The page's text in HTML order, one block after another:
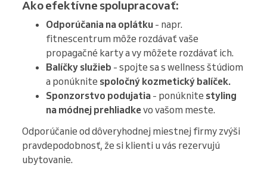
Ako efektívne spolupracovať:
Odporúčania na oplátku - napr.
fitnescentrum môže rozdávať vaše
propagačné karty a vy môžete rozdávať ich.
Balíčky služieb - spojte sa s wellness štúdiom
a ponúknite spoločný kozmetický balíček.
Sponzorstvo podujatia - ponúknite styling
na módnej prehliadkevo vašom meste.
Odporúčanie od dôveryhodnej miestnej firmy zvýši
pravdepodobnosť, že si klienti u vás rezervujú
ubytovanie.